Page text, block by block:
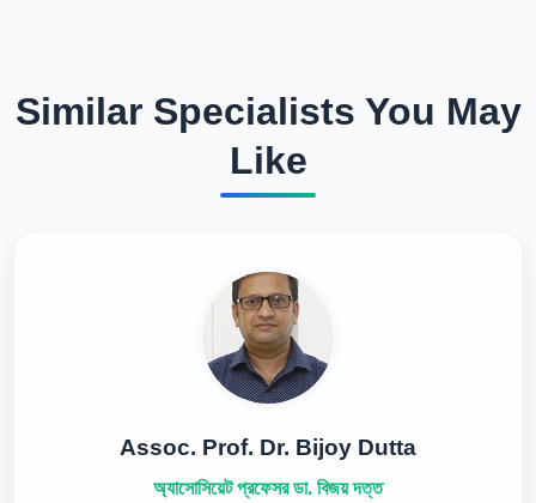
Similar Specialists You May
Like
Assoc. Prof. Dr. Bijoy Dutta
অ্যাসোসিয়েট প্রফেসর ডা. বিজয় দত্ত